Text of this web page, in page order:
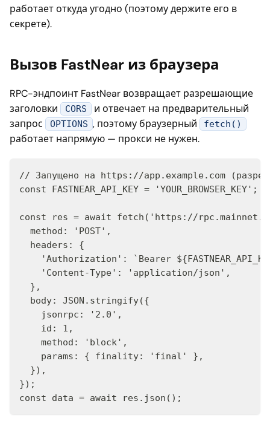
работает откуда угодно (поэтому держите его в
секрете).
Вызов FastNear из браузера
RPC-эндпоинт FastNear возвращает разрешающие
заголовки
CORS
и отвечает на предварительный
запрос
OPTIONS , поэтому браузерный fetch()
работает напрямую — прокси не нужен.
// Запущено на https://app.example.com
const FASTNEAR_API_KEY =
const res = await fetch('https://
  method: 'POST',
  headers: {
'Authorization': `Bearer
    'Content-Type': 'application/json',
  },
  body: JSON.stringify({
    jsonrpc: '2.0',
    id: 1,
    method: 'block',
    params: { finality: 'final' },
  }),
});
const data = await res.json();